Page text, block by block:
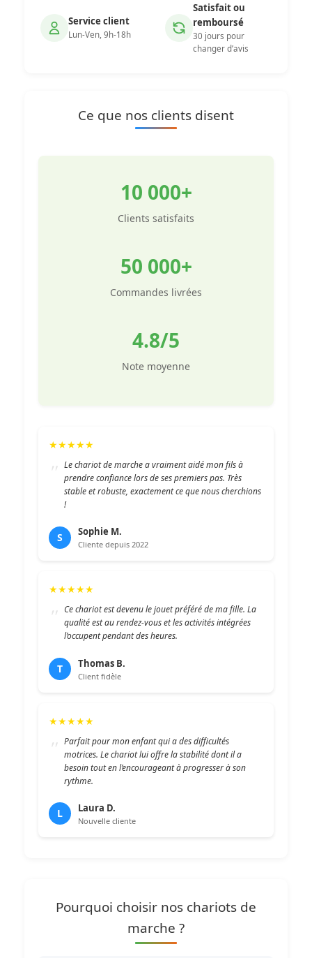
Service client
Lun-Ven, 9h-18h
Satisfait ou
remboursé
30 jours pour
changer d’avis
Ce que nos clients disent
10 000+
Clients satisfaits
50 000+
Commandes livrées
4.8/5
Note moyenne
★★★★★
Le chariot de marche a vraiment aidé mon fils à
prendre confiance lors de ses premiers pas. Très
stable et robuste, exactement ce que nous cherchions
!
S Sophie M.
Cliente depuis 2022
★★★★★
Ce chariot est devenu le jouet préféré de ma fille. La
qualité est au rendez-vous et les activités intégrées
l’occupent pendant des heures.
T Thomas B.
Client fidèle
★★★★★
Parfait pour mon enfant qui a des difficultés
motrices. Le chariot lui offre la stabilité dont il a
besoin tout en l’encourageant à progresser à son
rythme.
L Laura D.
Nouvelle cliente
Pourquoi choisir nos chariots de
marche ?